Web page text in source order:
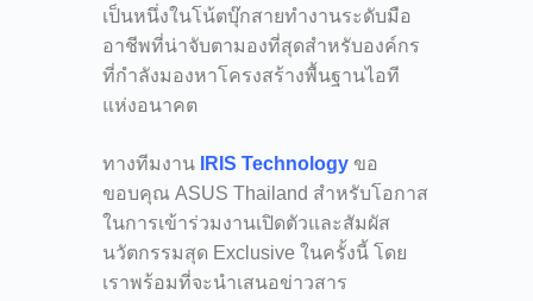
เป็นหนึ่งในโน้ตบุ๊กสายทำงานระดับมือ
อาชีพที่น่าจับตามองที่สุดสำหรับองค์กร
ที่กำลังมองหาโครงสร้างพื้นฐานไอที
แห่งอนาคต
ทางทีมงาน IRIS Technology ขอ
ขอบคุณ ASUS Thailand สำหรับโอกาส
ในการเข้าร่วมงานเปิดตัวและสัมผัส
นวัตกรรมสุด Exclusive ในครั้งนี้ โดย
เราพร้อมที่จะนำเสนอข่าวสาร